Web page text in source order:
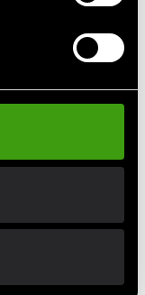
Myofascia dubbel
boll